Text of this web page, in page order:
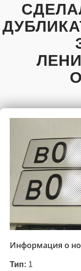
Информация о
Тип: 1